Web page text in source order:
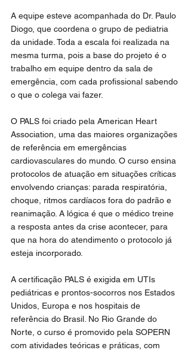
A equipe esteve acompanhada do Dr. Paulo
Diogo, que coordena o grupo de pediatria
da unidade. Toda a escala foi realizada na
mesma turma, pois a base do projeto é o
trabalho em equipe dentro da sala de
emergência, com cada profissional sabendo
o que o colega vai fazer.
O PALS foi criado pela American Heart
Association, uma das maiores organizações
de referência em emergências
cardiovasculares do mundo. O curso ensina
protocolos de atuação em situações críticas
envolvendo crianças: parada respiratória,
choque, ritmos cardíacos fora do padrão e
reanimação. A lógica é que o médico treine
a resposta antes da crise acontecer, para
que na hora do atendimento o protocolo já
esteja incorporado.
A certificação PALS é exigida em UTIs
pediátricas e prontos-socorros nos Estados
Unidos, Europa e nos hospitais de
referência do Brasil. No Rio Grande do
Norte, o curso é promovido pela SOPERN
com atividades teóricas e práticas, com